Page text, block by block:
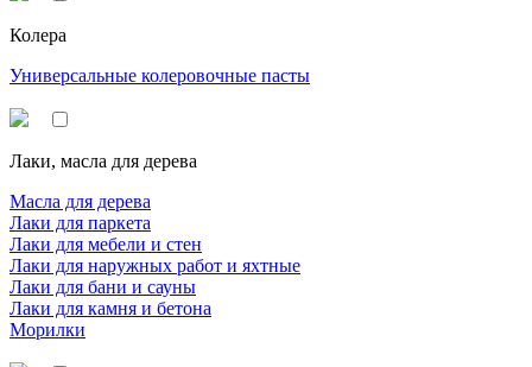
Колера
Универсальные колеровочные пасты
Лаки, масла для дерева
Масла для дерева
Лаки для паркета
Лаки для мебели и стен
Лаки для наружных работ и яхтные
Лаки для бани и сауны
Лаки для камня и бетона
Морилки